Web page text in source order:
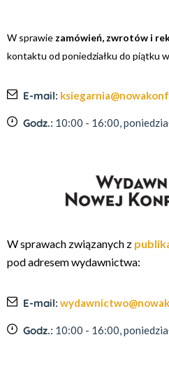
W sprawie zamówień, zwrotów i
kontaktu od poniedziałku do piątku
E-mail:
Godz.: 10:00 - 16:00,
W sprawach związanych z
pod adresem wydawnictwa:
E-mail:
Godz.: 10:00 - 16:00,